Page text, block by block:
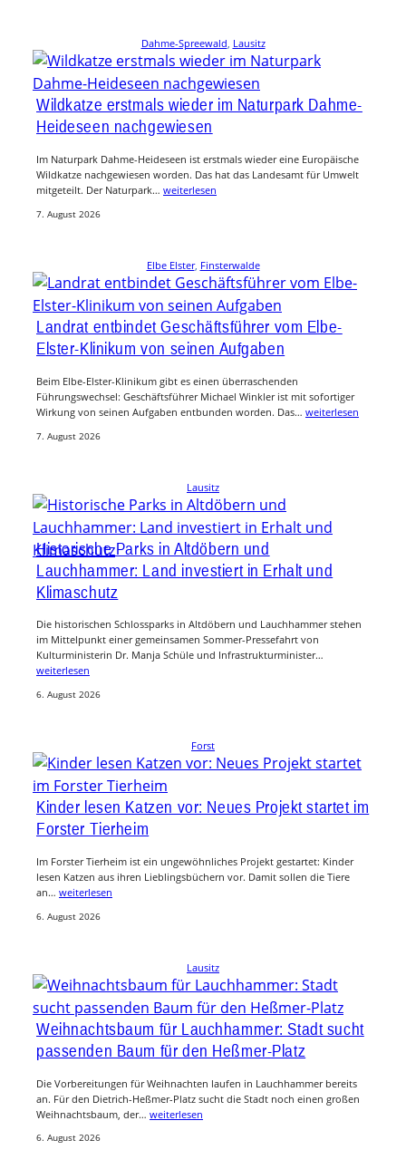
Dahme-Spreewald, Lausitz
Wildkatze erstmals wieder im Naturpark Dahme-
Heideseen nachgewiesen
Im Naturpark Dahme-Heideseen ist erstmals wieder eine Europäische
Wildkatze nachgewiesen worden. Das hat das Landesamt für Umwelt
mitgeteilt. Der Naturpark… weiterlesen
7. August 2026
Elbe Elster, Finsterwalde
Landrat entbindet Geschäftsführer vom Elbe-
Elster-Klinikum von seinen Aufgaben
Beim Elbe-Elster-Klinikum gibt es einen überraschenden
Führungswechsel: Geschäftsführer Michael Winkler ist mit sofortiger
Wirkung von seinen Aufgaben entbunden worden. Das… weiterlesen
7. August 2026
Lausitz
Historische Parks in Altdöbern und
Lauchhammer: Land investiert in Erhalt und
Klimaschutz
Die historischen Schlossparks in Altdöbern und Lauchhammer stehen
im Mittelpunkt einer gemeinsamen Sommer-Pressefahrt von
Kulturministerin Dr. Manja Schüle und Infrastrukturminister…
weiterlesen
6. August 2026
Forst
Kinder lesen Katzen vor: Neues Projekt startet im
Forster Tierheim
Im Forster Tierheim ist ein ungewöhnliches Projekt gestartet: Kinder
lesen Katzen aus ihren Lieblingsbüchern vor. Damit sollen die Tiere
an… weiterlesen
6. August 2026
Lausitz
Weihnachtsbaum für Lauchhammer: Stadt sucht
passenden Baum für den Heßmer-Platz
Die Vorbereitungen für Weihnachten laufen in Lauchhammer bereits
an. Für den Dietrich-Heßmer-Platz sucht die Stadt noch einen großen
Weihnachtsbaum, der… weiterlesen
6. August 2026